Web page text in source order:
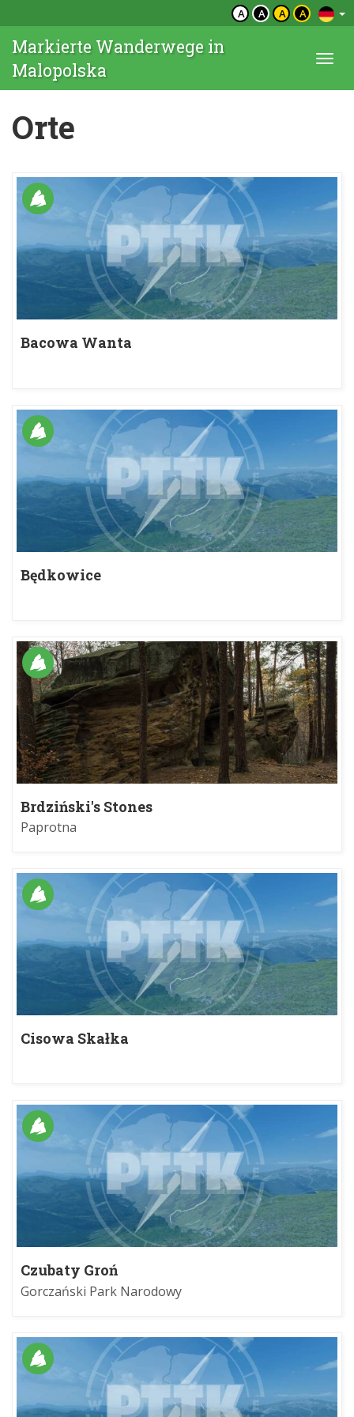
A A A A
Markierte Wanderwege in
Malopolska
Orte
Bacowa Wanta
Będkowice
Brdziński's Stones
Paprotna
Cisowa Skałka
Czubaty Groń
Gorczański Park Narodowy